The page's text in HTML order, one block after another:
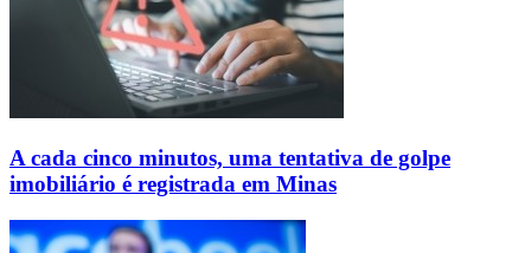
A cada cinco minutos, uma tentativa de golpe
imobiliário é registrada em Minas